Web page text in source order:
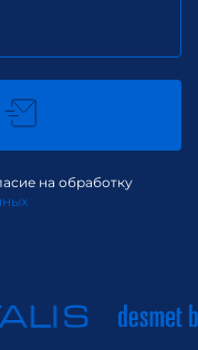
на обработку